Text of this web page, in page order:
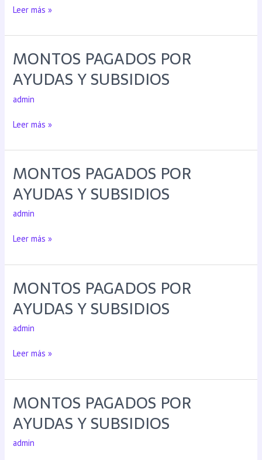
Leer más »
MONTOS PAGADOS POR
AYUDAS Y SUBSIDIOS
admin
Leer más »
MONTOS PAGADOS POR
AYUDAS Y SUBSIDIOS
admin
Leer más »
MONTOS PAGADOS POR
AYUDAS Y SUBSIDIOS
admin
Leer más »
MONTOS PAGADOS POR
AYUDAS Y SUBSIDIOS
admin